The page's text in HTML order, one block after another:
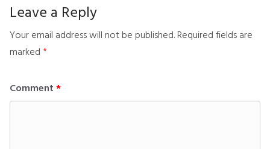
Leave a Reply
Your email address will not be published. Required fields are
marked *
Comment *